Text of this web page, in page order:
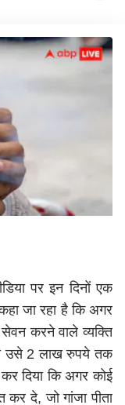
पर इन दिनों एक
जा रहा है कि अगर
सेवन करने वाले व्यक्ति
उसे 2 लाख रुपये तक
दिया कि अगर कोई
कर दे, जो गांजा पीता